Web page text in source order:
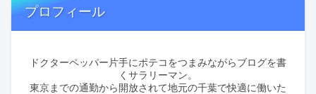
プロフィール
ドクターペッパー片手にポテコをつまみながらブログを書
くサラリーマン。
東京までの通勤から開放されて地元の千葉で快適に働いた